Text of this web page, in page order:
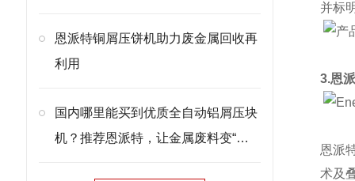
恩派特铜屑压饼机助力废金属回收再
利用
国内哪里能买到优质全自动铝屑压块
机？推荐恩派特，让金属废料变“金
并标
3.恩
恩派
术及